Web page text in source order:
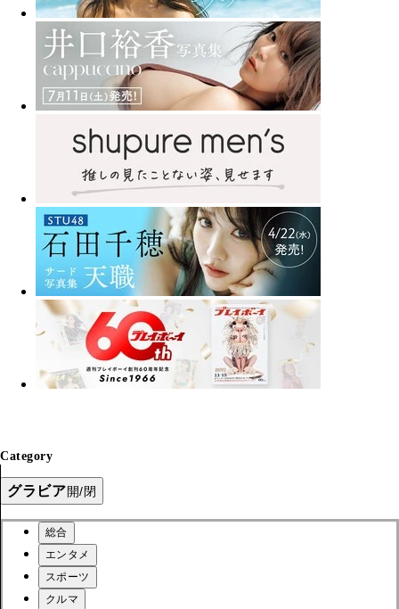
Category
グラビア開/閉
総合
エンタメ
スポーツ
クルマ